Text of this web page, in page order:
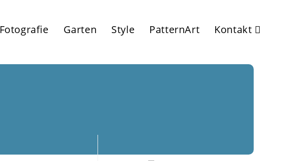
Fotografie Garten Style PatternArt Kontakt